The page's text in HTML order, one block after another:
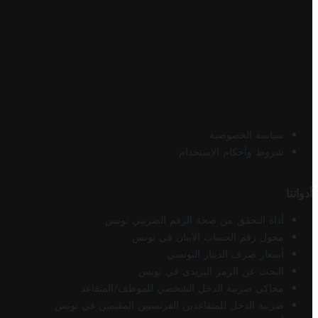
سياسة الخصوصية
شروط وأحكام الاستخدام
أدواتنا
أداة التحقق من صحة الرقم الضريبي تونس
محول رقم الحساب الآيبان في تونس
أسعار صرف الدينار التونسي
البحث عن الرمز البريدي في تونس
محاكي ضريبة الدخل الشخصي للموظف/المتقاعد
ضريبة الدخل للمتقاعدين الفرنسيين المقيمين في تونس